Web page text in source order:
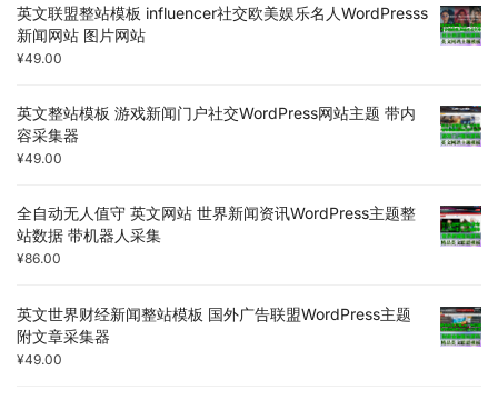
英文联盟整站模板 influencer社交欧美娱乐名人WordPresss
新闻网站 图片网站
¥49.00
英文整站模板 游戏新闻门户社交WordPress网站主题 带内
容采集器
¥49.00
全自动无人值守 英文网站 世界新闻资讯WordPress主题整
站数据 带机器人采集
¥86.00
英文世界财经新闻整站模板 国外广告联盟WordPress主题
附文章采集器
¥49.00